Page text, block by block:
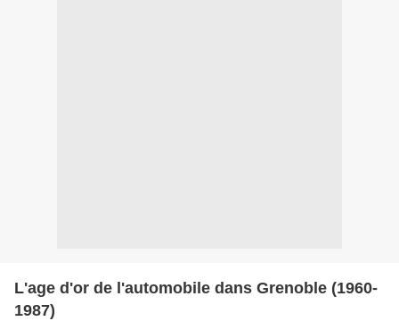
L'age d'or de l'automobile dans Grenoble (1960-
1987)